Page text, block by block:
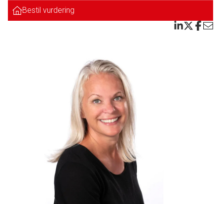
sandstrand.
Huset opvarmes med el varme, brændeovn, samt er huset udstyret med
varmepumpe som kan styres hjemmefra, så huset er opvarmet ved ankomst.
Sommerhuset er ikke tilmeldt udlejning, men der foreligger et tilbud hvor
lejeindtægten TIL EJER EFTER AFREGNING TIL UDLEJNINGSBUREAU
strækker sig fra kr. 1.947 - kr. 4.533 (afhængig hvor i sæsonen man befinder
Bestil en uforpligtende fremvisning af dette skønne sommerhus.
Bestil vurdering